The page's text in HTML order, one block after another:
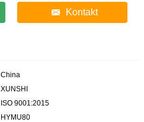
Kontakt
China
XUNSHI
ISO 9001:2015
HYMU80